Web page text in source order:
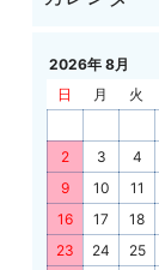
2026年 8月
日
月 火
2
3 4
9
10 11
16
17 18
23
24 25